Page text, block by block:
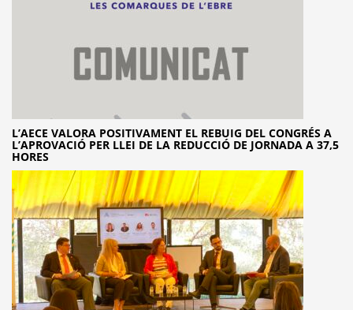
L’AECE VALORA POSITIVAMENT EL REBUIG DEL CONGRÉS A
L’APROVACIÓ PER LLEI DE LA REDUCCIÓ DE JORNADA A 37,5
HORES